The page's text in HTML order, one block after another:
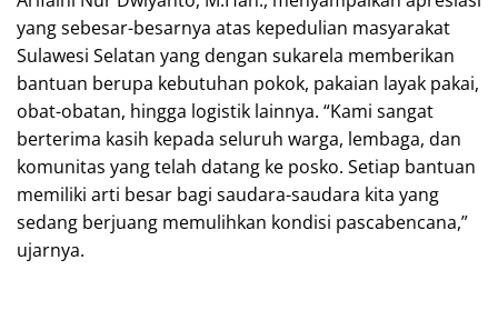
yang sebesar-besarnya atas kepedulian masyarakat
Sulawesi Selatan yang dengan sukarela memberikan
bantuan berupa kebutuhan pokok, pakaian layak pakai,
obat-obatan, hingga logistik lainnya. “Kami sangat
berterima kasih kepada seluruh warga, lembaga, dan
komunitas yang telah datang ke posko. Setiap bantuan
memiliki arti besar bagi saudara-saudara kita yang
sedang berjuang memulihkan kondisi pascabencana,”
ujarnya.